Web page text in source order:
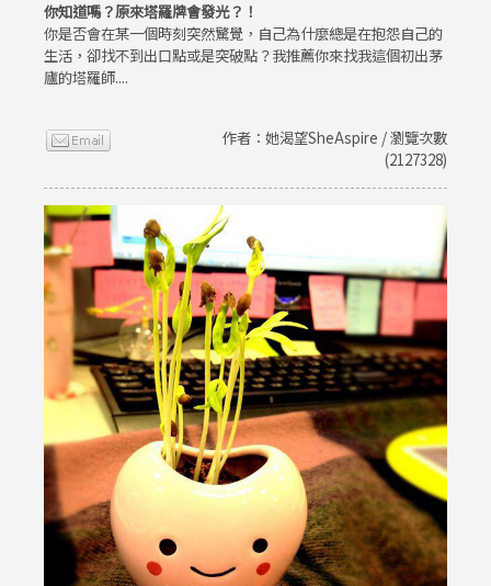
你知道嗎？原來塔羅牌會發光？！
你是否會在某一個時刻突然驚覺，自己為什麼總是在抱怨自己的
生活，卻找不到出口點或是突破點？我推薦你來找我這個初出茅
廬的塔羅師....
作者：她渴望SheAspire / 瀏覽次數
(2127328)